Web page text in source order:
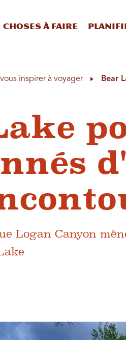
Choses à faire
inspirer à voyager Bear
Logan Canyon